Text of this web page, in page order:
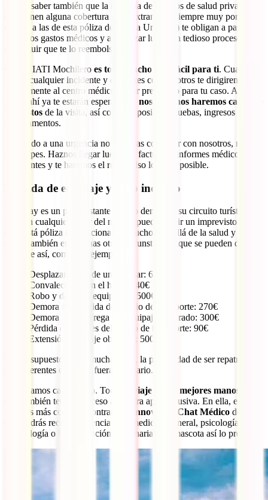
Debes saber también que la mayoría de seguros de salud privados
que tienen alguna cobertura en el extranjero (siempre muy por
debajo a las de esta póliza de viaje a Uruguay) te obligan a pagar a ti
todos los gastos médicos y a empezar luego un tedioso proceso para
conseguir que te lo reembolsen.
Con el IATI Mochilero es todo mucho más fácil para ti. Cuando
sufras cualquier incidente y contactes con nosotros te dirigiremos
rápidamente al centro médico mejor preparado para tu caso. Al
llegar ahí ya te estarán esperando y nosotros nos haremos cargo de
los gastos de la visita, así como de posibles pruebas, ingresos o
medicamentos.
Si debido a una urgencia no pudieras contactar con nosotros, no te
preocupes. Haznos llegar luego las facturas e informes médicos
pertinentes y te haremos el reembolso lo antes posible.
Pérdida de equipaje y robo incluido
Uruguay es un país bastante seguro dentro de su circuito turístico,
pero en cualquier lugar del mundo puede surgir un imprevisto. Por
ello, está póliza internacional va mucho más allá de la salud y te
cubre también en muchas otras circunstancias que se pueden dar en
un viaje así, como por ejemplo:
Desplazamiento de un familiar: 600€
Convalecencia en el hotel: 840€
Robo y daños al equipaje: 1.500€
Demora en la salida del medio de transporte: 270€
Demora en la entrega del equipaje facturado: 300€
Pérdida de enlaces del medio de transporte: 90€
Extensión del viaje obligada: 500€
Y, por supuesto, entre muchas más, la posibilidad de ser repatriado
por diferentes causas si fuera necesario.
No dejamos cabo suelto. Todo
tu viaje en las mejores manos
que también tendrás acceso a nuestra app exclusiva. En ella, entre
muchas más cosas, encontrarás
el innovador Chat Médico desde el
que podrás recibir asistencia para medicina general, psicología,
ginecología o hasta atención veterinaria si tu mascota así lo precisa.